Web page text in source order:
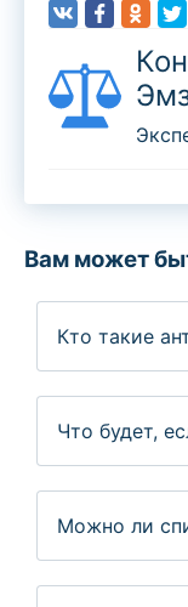
Вам может
Кто такие
Что будет,
Можно ли